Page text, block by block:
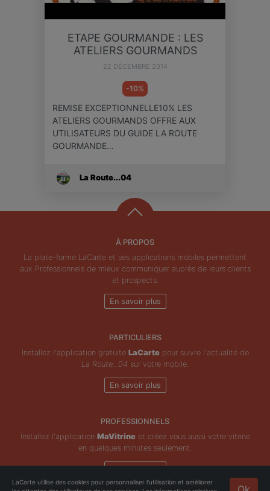
ETAPE GOURMANDE : LES
ATELIERS GOURMANDS
22 DÉCEMBRE 2014
-10%
REMISE EXCEPTIONNELLE10% LES
ATELIERS GOURMANDS OFFRE AUX
UTILISATEURS DU GUIDE LA ROUTE
GOURMANDE…
La Route...04
À PROPOS
La plate-forme LaCarte et ses applications mobiles permettent
aux Professionnels de mieux communiquer auprès de leurs clients
et prospects.
En savoir plus
PARTICULIERS
Installez l'application gratuite LaCartepour suivre l'actualité de
La Route...04 sur votre mobile.
En savoir plus
PROFESSIONNELS
Installez l'application MaVitrineet créez vous aussi votre vitrine
en quelques minutes seulement.
En savoir plus
LaCarte utilise des cookies pour personnaliser l'utilisation et améliorer